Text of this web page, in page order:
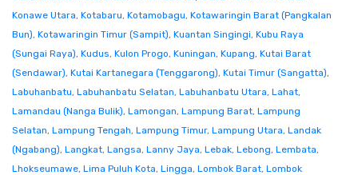
Konawe Utara, Kotabaru, Kotamobagu, Kotawaringin Barat (Pangkalan
Bun), Kotawaringin Timur (Sampit), Kuantan Singingi, Kubu Raya
(Sungai Raya), Kudus, Kulon Progo, Kuningan, Kupang, Kutai Barat
(Sendawar), Kutai Kartanegara (Tenggarong), Kutai Timur (Sangatta),
Labuhanbatu, Labuhanbatu Selatan, Labuhanbatu Utara, Lahat,
Lamandau (Nanga Bulik), Lamongan, Lampung Barat, Lampung
Selatan, Lampung Tengah, Lampung Timur, Lampung Utara, Landak
(Ngabang), Langkat, Langsa, Lanny Jaya, Lebak, Lebong, Lembata,
Lhokseumawe, Lima Puluh Kota, Lingga, Lombok Barat, Lombok